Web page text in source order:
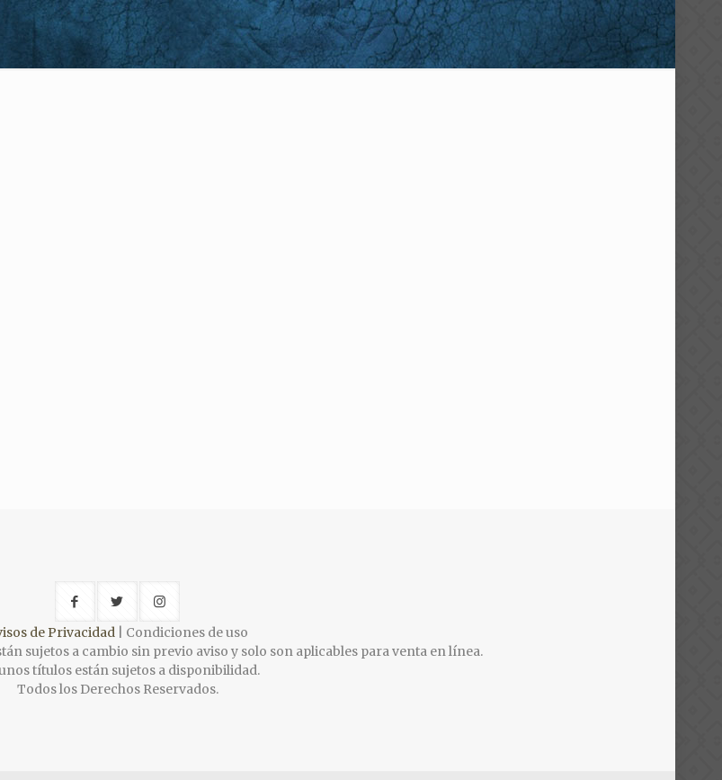
de Privacidad | Condiciones de uso
sujetos a cambio sin previo aviso y solo son aplicables para venta en línea.
títulos están sujetos a disponibilidad.
Todos los Derechos Reservados.